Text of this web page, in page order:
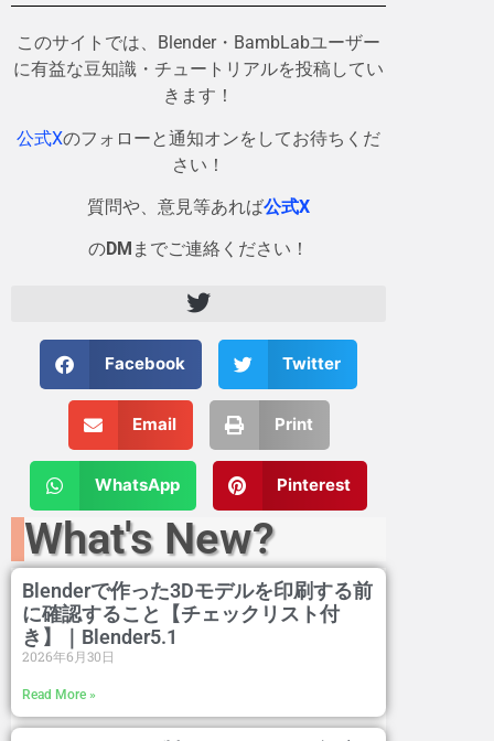
このサイトでは、Blender・BambLabユーザー
に有益な豆知識・チュートリアルを投稿してい
きます！
公式Xのフォローと通知オンをしてお待ちくだ
さい！
質問や、意見等あれば公式X
のDM までご連絡ください！
Facebook Twitter
Email Print
WhatsApp Pinterest
What's New?
Blenderで作った3Dモデルを印刷する前
に確認すること【チェックリスト付
き】｜Blender5.1
2026年6月30日
Read More »